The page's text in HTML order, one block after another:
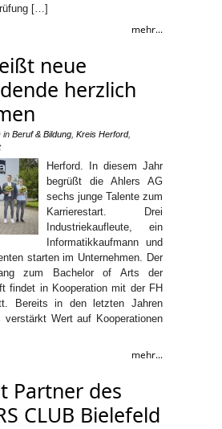
[…]
mehr...
neue
herzlich
in Beruf & Bildung Kreis Herford,
Herford. In diesem Jahr
begrüßt die Ahlers AG
sechs junge Talente zum
Karrierestart. Drei
Industriekaufleute, ein
Informatikkaufmann und
starten im Unternehmen. Der
zum Bachelor of Arts der
findet in Kooperation mit der FH
Bereits in den letzten Jahren
verstärkt Wert auf Kooperationen
mehr...
Partner des
CLUB Bielefeld